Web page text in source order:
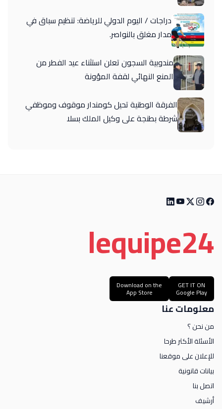
دراجات / اليوم الدولي للرياضة: تنظيم سباق في
مدار مغلق بالنواصر.
مندوبية السجون تعلن استثناء عيد الفطر من
المنع النهائي لقفة المؤونة
الفرقة الوطنية تحيل كومندار موقوف وموظفي
شرطة بطنجة على وكيل الملك بسلا
lequipe24
GET IT ON
Google Play
Download on the
App Store
معلومات عنا
من نحن ؟
الأسئلة الأكثر طرحا
للإعلان على موقعنا
بيانات قانونية
اتصل بنا
أرشيف